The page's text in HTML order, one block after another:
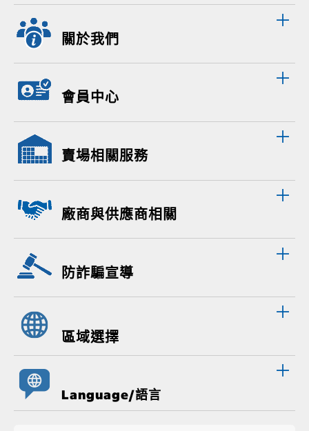
關於我們
會員中心
賣場相關服務
廠商與供應商相關
防詐騙宣導
區域選擇
Language/語言